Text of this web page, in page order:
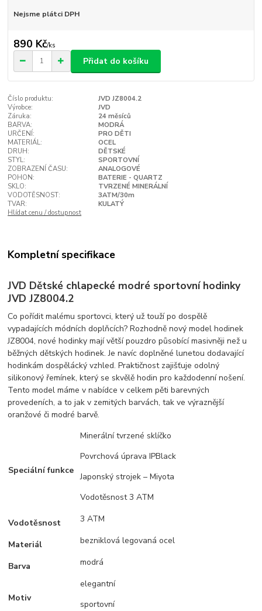
Nejsme plátci DPH
890 Kč/ks
Přidat do košíku
Číslo produktu:
JVD JZ8004.2
Výrobce:
JVD
Záruka:
24 měsíců
BARVA:
MODRÁ
URČENÍ:
PRO DĚTI
MATERIÁL:
OCEL
DRUH:
DĚTSKÉ
STYL:
SPORTOVNÍ
ZOBRAZENÍ ČASU:
ANALOGOVÉ
POHON:
BATERIE - QUARTZ
SKLO:
TVRZENÉ MINERÁLNÍ
VODOTĚSNOST:
3ATM/30m
TVAR:
KULATÝ
Hlídat cenu / dostupnost
Kompletní specifikace
JVD Dětské chlapecké modré sportovní hodinky
JVD JZ8004.2
Co pořídit malému sportovci, který už touží po dospělě
vypadajících módních doplňcích? Rozhodně nový model hodinek
JZ8004, nové hodinky mají větší pouzdro působící masivněji než u
běžných dětských hodinek. Je navíc doplněné lunetou dodavající
hodinkám dospělácký vzhled. Praktičnost zajišťuje odolný
silikonový řemínek, který se skvělě hodin pro každodenní nošení.
Tento model máme v nabídce v celkem pěti barevných
provedeních, a to jak v zemitých barvách, tak ve výraznější
oranžové či modré barvě.
Speciální funkce
Minerální tvrzené sklíčko
Povrchová úprava IPBlack
Japonský strojek – Miyota
Vodotěsnost 3 ATM
Vodotěsnost 3 ATM
Materiál bezniklová legovaná ocel
Barva modrá
Motiv
elegantní
sportovní